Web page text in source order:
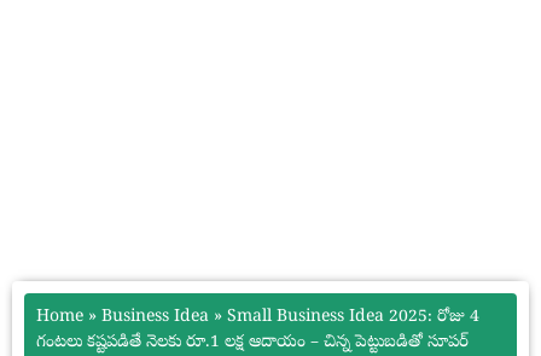
Home » Business Idea » Small Business Idea 2025: రోజు 4
గంటలు కష్టపడితే నెలకు రూ.1 లక్ష ఆదాయం – చిన్న పెట్టుబడితో సూపర్